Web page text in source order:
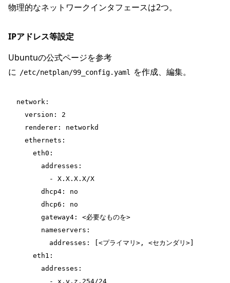
物理的なネットワークインタフェースは2つ。
IPアドレス等設定
Ubuntuの公式ページを参考
に /etc/netplan/99_config.yaml を作成、編集。
network:
  version: 2
  renderer: networkd
  ethernets:
    eth0:
      addresses:
        - X.X.X.X/X
      dhcp4: no
      dhcp6: no
      gateway4: <必要なものを>
      nameservers:
        addresses: [<プライマリ>, <セカンダリ>]
    eth1:
      addresses:
        - x.y.z.254/24